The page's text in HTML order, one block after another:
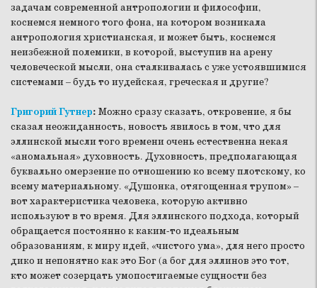
задачам современной антропологии и философии,
коснемся немного того фона, на котором возникала
антропология христианская, и может быть, коснемся
неизбежной полемики, в которой, выступив на арену
человеческой мысли, она сталкивалась с уже устоявшимися
системами – будь то иудейская, греческая и другие?
Григорий Гутнер: Можно сразу сказать, откровение, я бы
сказал неожиданность, новость явилось в том, что для
эллинской мысли того времени очень естественна некая
«аномальная» духовность. Духовность, предполагающая
буквально омерзение по отношению ко всему плотскому, ко
всему материальному. «Душонка, отягощенная трупом» –
вот характеристика человека, которую активно
используют в то время. Для эллинского подхода, который
обращается постоянно к каким-то идеальным
образованиям, к миру идей, «чистого ума», для него просто
дико и непонятно как это Бог (а бог для эллинов это тот,
кто может созерцать умопостигаемые сущности без